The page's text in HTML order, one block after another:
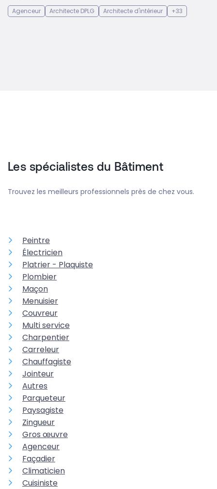
Agenceur
Architecte DPLG Architecte d'intérieur +33
Les spécialistes du Bâtiment
Trouvez les meilleurs professionnels près de chez vous.
Peintre
Électricien
Platrier - Plaquiste
Plombier
Maçon
Menuisier
Couvreur
Multi service
Charpentier
Carreleur
Chauffagiste
Jointeur
Autres
Parqueteur
Paysagiste
Zingueur
Gros œuvre
Agenceur
Façadier
Climaticien
Cuisiniste